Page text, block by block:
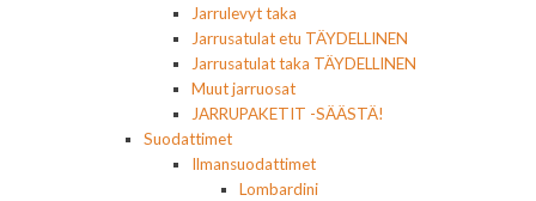
Jarrulevyt taka
Jarrusatulat etu TÄYDELLINEN
Jarrusatulat taka TÄYDELLINEN
Muut jarruosat
JARRUPAKETIT -SÄÄSTÄ!
Suodattimet
Ilmansuodattimet
Lombardini